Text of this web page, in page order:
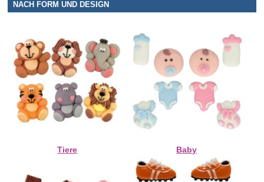
NACH FORM UND DESIGN
Tiere Baby